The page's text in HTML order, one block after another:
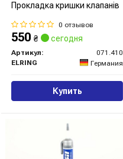
Прокладка кришки клапанів
0 отзывов
550 ₴ сегодня
Артикул:
071.410
ELRING
Германия
Купить